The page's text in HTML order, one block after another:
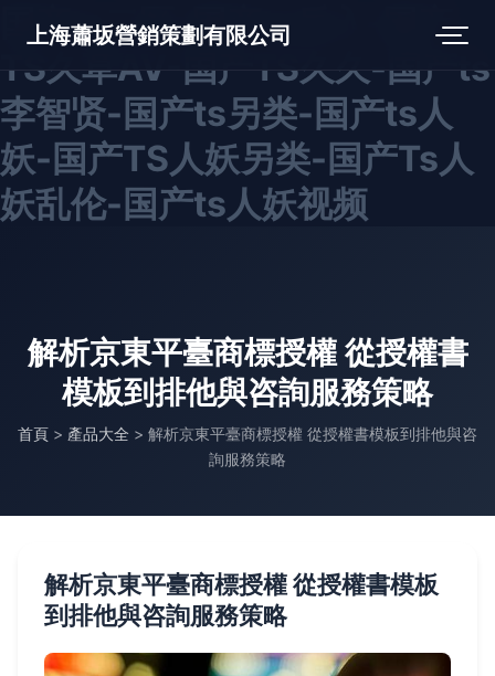
国产ts二区-国产ts后入-国产
TS久草AV-国产TS久久-国产ts
李智贤-国产ts另类-国产ts人
妖-国产TS人妖另类-国产Ts人
妖乱伦-国产ts人妖视频
上海蕭坂營銷策劃有限公司
解析京東平臺商標授權 從授權書
模板到排他與咨詢服務策略
首頁 > 產品大全 > 解析京東平臺商標授權 從授權書模板到排他與咨
詢服務策略
解析京東平臺商標授權 從授權書模板
到排他與咨詢服務策略